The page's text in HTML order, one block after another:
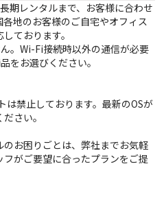
日祝休）
期レンタルまで、お客様に合わせ
地のお客様のご自宅やオフィス
ております。
。Wi-Fi接続時以外の通信が必要
をお選びください。
は禁止しております。最新のOSが
さい。
お困りごとは、弊社までお気軽
がご要望に合ったプランをご提